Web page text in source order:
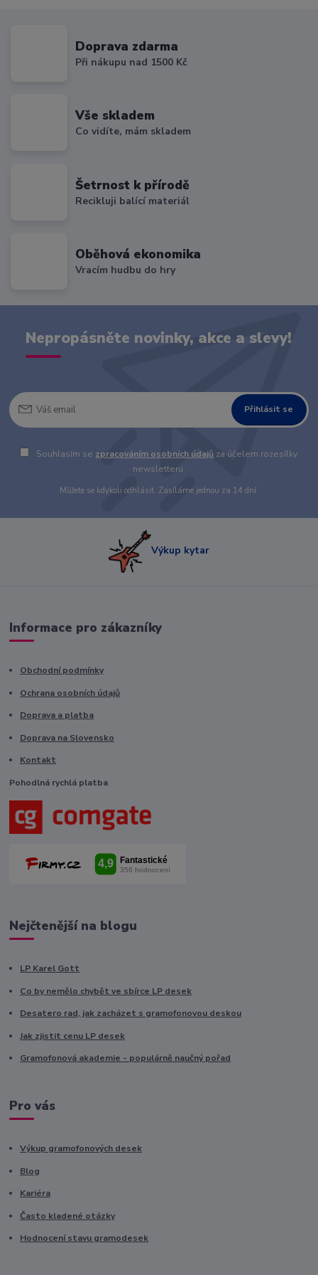
Doprava zdarma
Při nákupu nad 1500 Kč
Vše skladem
Co vidíte, mám skladem
Šetrnost k přírodě
Recikluji balící materiál
Oběhová ekonomika
Vracím hudbu do hry
Nepropásněte novinky, akce a slevy!
Přihlásit se
Souhlasím se zpracováním osobních údajů za účelem rozesílky
newsletteru.
Můžete se kdykoli odhlásit. Zasíláme jednou za 14 dní.
Výkup kytar
Informace pro zákazníky
Obchodní podmínky
Ochrana osobních údajů
Doprava a platba
Doprava na Slovensko
Kontakt
Pohodlná rychlá platba
Nejčtenější na blogu
LP Karel Gott
Co by nemělo chybět ve sbírce LP desek
Desatero rad, jak zacházet s gramofonovou deskou
Jak zjistit cenu LP desek
Gramofonová akademie - populárně naučný pořad
Pro vás
Výkup gramofonových desek
Blog
Kariéra
Často kladené otázky
Hodnocení stavu gramodesek